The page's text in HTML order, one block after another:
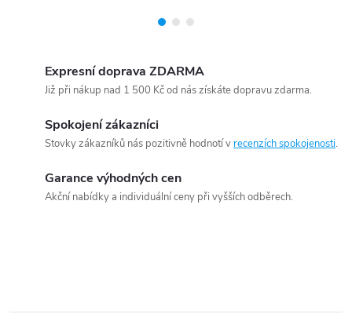
Expresní doprava ZDARMA
Již při nákup nad 1 500 Kč od nás získáte dopravu zdarma.
Spokojení zákazníci
Stovky zákazníků nás pozitivně hodnotí v recenzích spokojenosti.
Garance výhodných cen
Akční nabídky a individuální ceny při vyšších odběrech.